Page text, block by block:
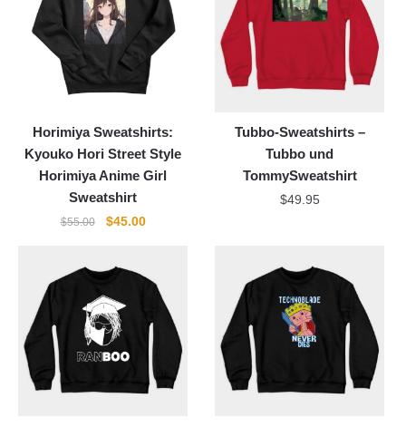
Horimiya Sweatshirts:
Kyouko Hori Street Style
Horimiya Anime Girl
Sweatshirt
$55.00
Ursprünglicher
$55.00
$45.00Aktueller
$45.00.
Tubbo-Sweatshirts –
Tubbo und
TommySweatshirt
$49.95